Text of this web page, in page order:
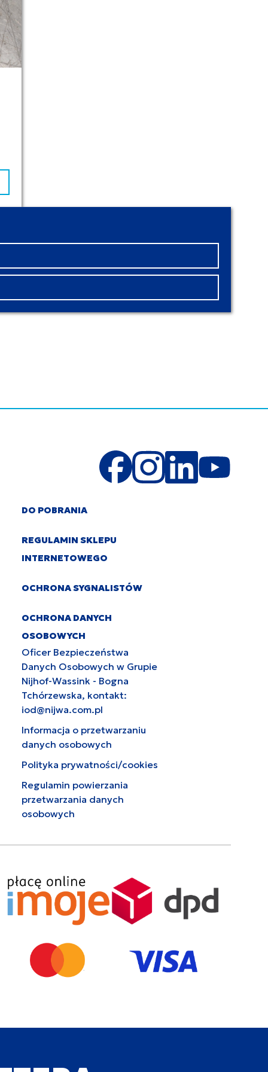
DO POBRANIA
REGULAMIN SKLEPU
INTERNETOWEGO
OCHRONA SYGNALISTÓW
OCHRONA DANYCH
OSOBOWYCH
Oficer Bezpieczeństwa
Danych Osobowych w Grupie
Nijhof-Wassink - Bogna
Tchórzewska, kontakt:
iod@nijwa.com.pl
Informacja o przetwarzaniu
danych osobowych
Polityka prywatności/cookies
Regulamin powierzania
przetwarzania danych
osobowych